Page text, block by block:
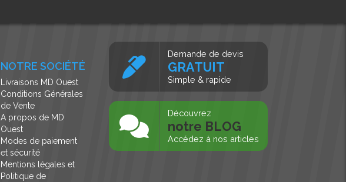
NOTRE SOCIÉTÉ
Livraisons MD Ouest
Conditions Générales
de Vente
A propos de MD
Ouest
Modes de paiement
et sécurité
Mentions légales et
Politique de
Demande de devis
GRATUIT
Simple & rapide
Découvrez
notre BLOG
Accédez à nos articles